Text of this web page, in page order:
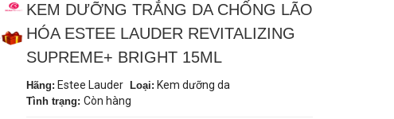
KEM DƯỠNG TRẮNG DA CHỐNG LÃO
HÓA ESTEE LAUDER REVITALIZING
SUPREME+ BRIGHT 15ML
Hãng: Estee Lauder Loại: Kem dưỡng da
Tình trạng: Còn hàng